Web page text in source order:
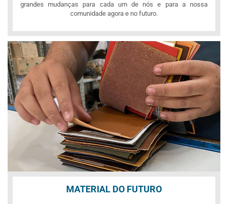
grandes mudanças para cada um de nós e para a nossa
comunidade agora e no futuro.
MATERIAL DO FUTURO